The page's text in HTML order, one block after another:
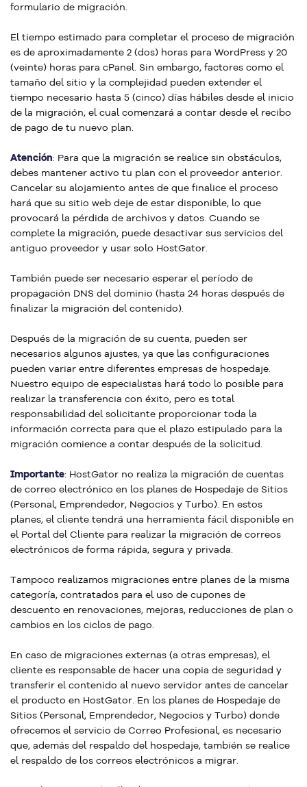
formulario de migración.
El tiempo estimado para completar el proceso de migración
es de aproximadamente 2 (dos) horas para WordPress y 20
(veinte) horas para cPanel. Sin embargo, factores como el
tamaño del sitio y la complejidad pueden extender el
tiempo necesario hasta 5 (cinco) días hábiles desde el inicio
de la migración, el cual comenzará a contar desde el recibo
de pago de tu nuevo plan.
Atención: Para que la migración se realice sin obstáculos,
debes mantener activo tu plan con el proveedor anterior.
Cancelar su alojamiento antes de que finalice el proceso
hará que su sitio web deje de estar disponible, lo que
provocará la pérdida de archivos y datos. Cuando se
complete la migración, puede desactivar sus servicios del
antiguo proveedor y usar solo HostGator.
También puede ser necesario esperar el período de
propagación DNS del dominio (hasta 24 horas después de
finalizar la migración del contenido).
Después de la migración de su cuenta, pueden ser
necesarios algunos ajustes, ya que las configuraciones
pueden variar entre diferentes empresas de hospedaje.
Nuestro equipo de especialistas hará todo lo posible para
realizar la transferencia con éxito, pero es total
responsabilidad del solicitante proporcionar toda la
información correcta para que el plazo estipulado para la
migración comience a contar después de la solicitud.
Importante: HostGator no realiza la migración de cuentas
de correo electrónico en los planes de Hospedaje de Sitios
(Personal, Emprendedor, Negocios y Turbo). En estos
planes, el cliente tendrá una herramienta fácil disponible en
el Portal del Cliente para realizar la migración de correos
electrónicos de forma rápida, segura y privada.
Tampoco realizamos migraciones entre planes de la misma
categoría, contratados para el uso de cupones de
descuento en renovaciones, mejoras, reducciones de plan o
cambios en los ciclos de pago.
En caso de migraciones externas (a otras empresas), el
cliente es responsable de hacer una copia de seguridad y
transferir el contenido al nuevo servidor antes de cancelar
el producto en HostGator. En los planes de Hospedaje de
Sitios (Personal, Emprendedor, Negocios y Turbo) donde
ofrecemos el servicio de Correo Profesional, es necesario
que, además del respaldo del hospedaje, también se realice
el respaldo de los correos electrónicos a migrar.